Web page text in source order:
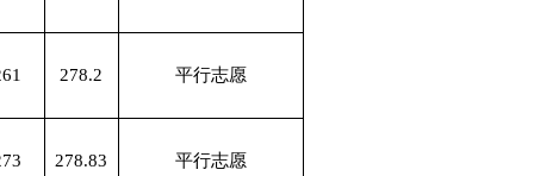
278.2 平行志愿
278.83 平行志愿